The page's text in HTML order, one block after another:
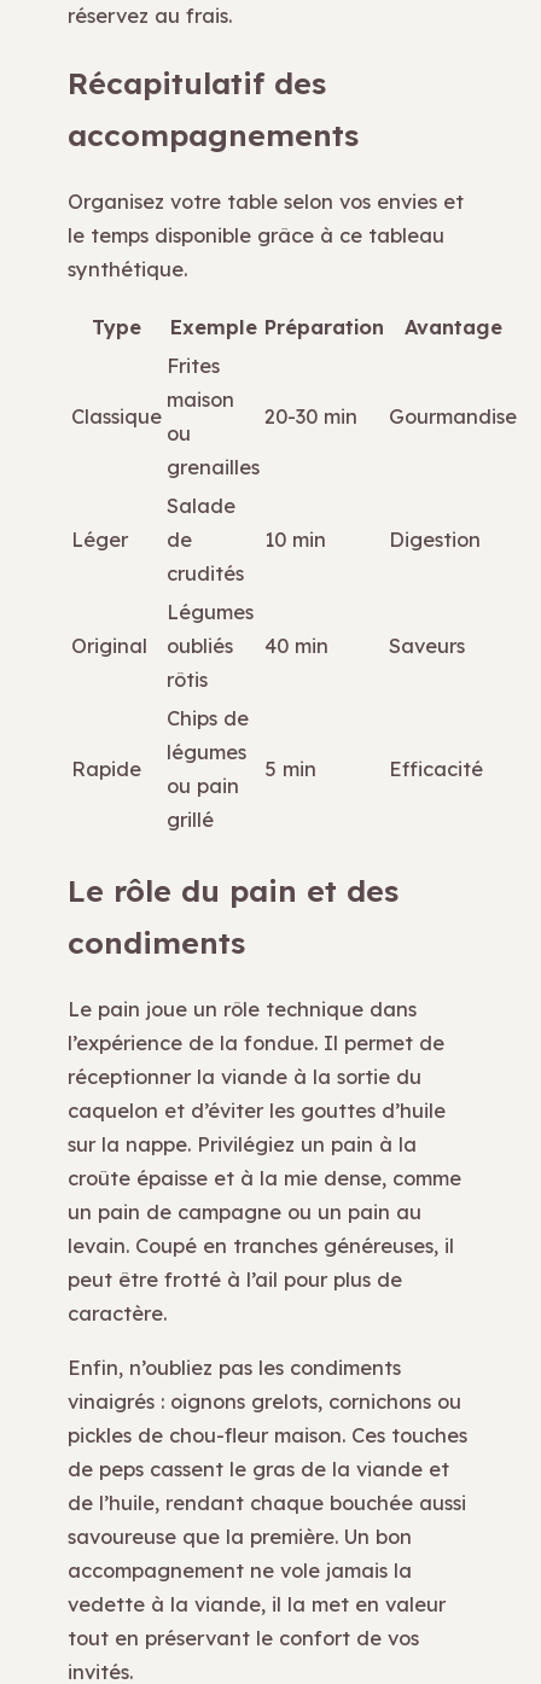
réservez au frais.
Récapitulatif des
accompagnements
Organisez votre table selon vos envies et
le temps disponible grâce à ce tableau
synthétique.
Type Exemple Préparation Avantage
Classique
Frites
maison
ou
grenailles
20-30 min Gourmandise
Léger
Salade
de
crudités
10 min Digestion
Original
Légumes
oubliés
rôtis
40 min Saveurs
Rapide
Chips de
légumes
ou pain
grillé
5 min Efficacité
Le rôle du pain et des
condiments
Le pain joue un rôle technique dans
l’expérience de la fondue. Il permet de
réceptionner la viande à la sortie du
caquelon et d’éviter les gouttes d’huile
sur la nappe. Privilégiez un pain à la
croûte épaisse et à la mie dense, comme
un pain de campagne ou un pain au
levain. Coupé en tranches généreuses, il
peut être frotté à l’ail pour plus de
caractère.
Enfin, n’oubliez pas les condiments
vinaigrés : oignons grelots, cornichons ou
pickles de chou-fleur maison. Ces touches
de peps cassent le gras de la viande et
de l’huile, rendant chaque bouchée aussi
savoureuse que la première. Un bon
accompagnement ne vole jamais la
vedette à la viande, il la met en valeur
tout en préservant le confort de vos
invités.